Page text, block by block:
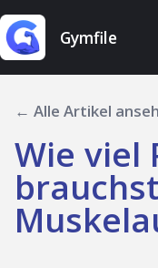
Gymfile
← Alle Artikel
Wie viel